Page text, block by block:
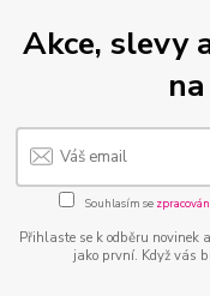
Akce, slevy
Souhlasím se
Přihlaste se k odběru novinek
jako první. Když vás